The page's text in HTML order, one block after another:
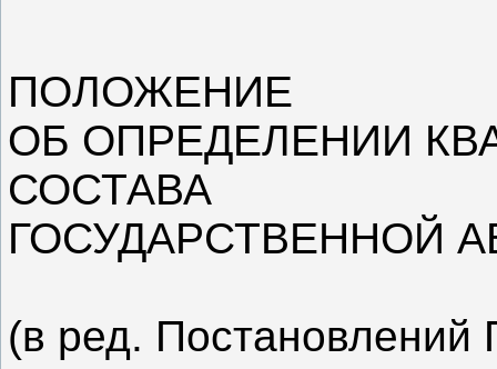
ПОЛОЖЕНИЕ
ОБ ОПРЕДЕЛЕНИИ
СОСТАВА
ГОСУДАРСТВЕННОЙ
(в ред. Постановлений